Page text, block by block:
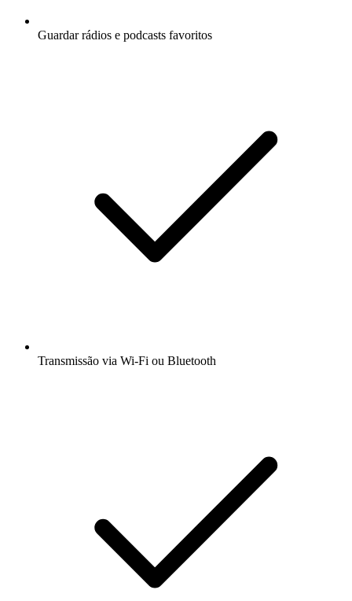
Guardar rádios e podcasts favoritos
Transmissão via Wi-Fi ou Bluetooth